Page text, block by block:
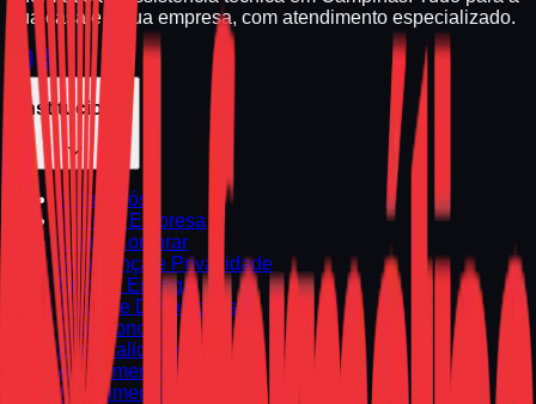
sua casa e a sua empresa, com atendimento especializado.
Institucional
Sobre Nós
Sobre a Empresa
Como Comprar
Segurança e Privacidade
Envio e Entrega
Trocas e Devoluções
Fale Conosco
Especialidades
Atendimento Regional
Atendimento Urgente